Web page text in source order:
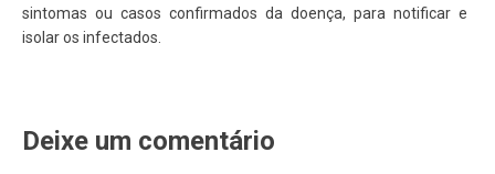
sintomas ou casos confirmados da doença, para notificar e
isolar os infectados.
Deixe um comentário